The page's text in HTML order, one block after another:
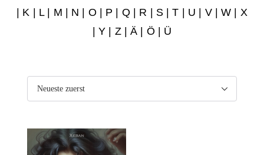
K L| M N O P Q| R S |T U V|W
X
Y Z|Ä | Ö | Ü